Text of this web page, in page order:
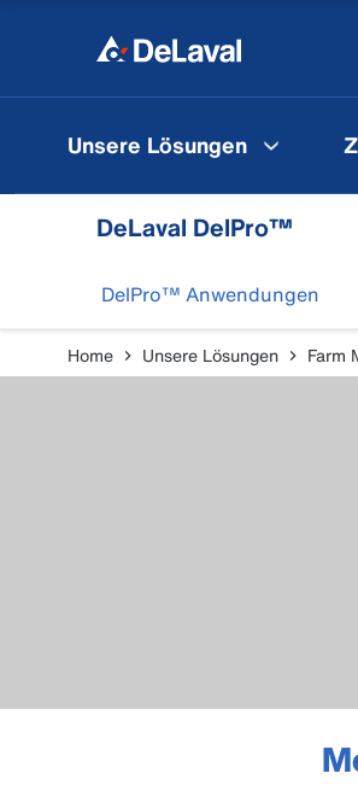
Unsere Lösungen
DeLaval DelPro™
DelPro™ Anwendungen
Home Unsere Lösungen Farm